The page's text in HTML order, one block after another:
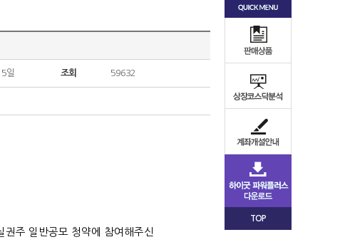
일 조회 59632
주 일반공모 청약에 참여해주신
TOP